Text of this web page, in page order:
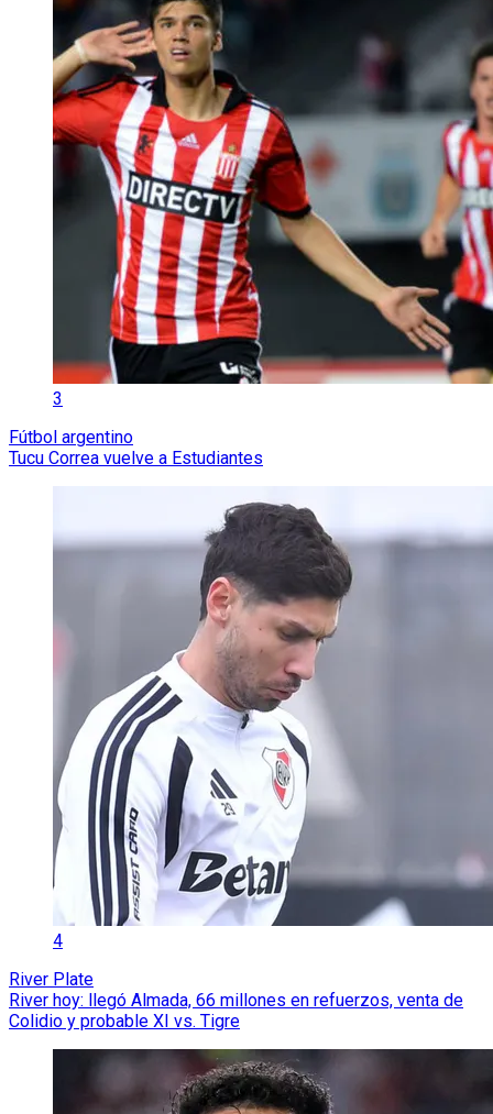
3
Fútbol argentino
Tucu Correa vuelve a Estudiantes
4
River Plate
River hoy: llegó Almada, 66 millones en refuerzos, venta de
Colidio y probable XI vs. Tigre